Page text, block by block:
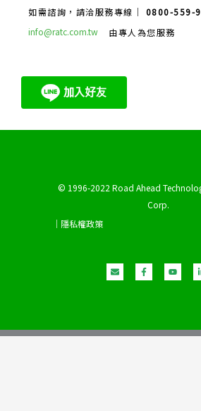
如需諮詢，請洽服務專線｜ 0800-559-
info@ratc.com.tw
由專人為您服務
© 1996-2022 Road Ahead
Corp.
｜隱私權政策
n
v
e
a
c
e
f
o
u
t